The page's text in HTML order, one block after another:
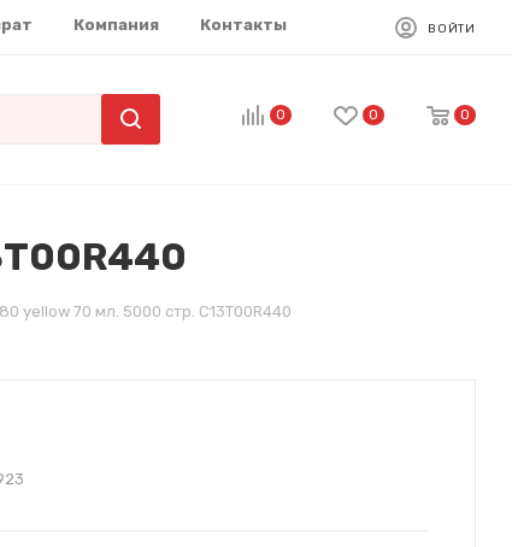
Компания Контакты ВОЙТИ
0 0 0
yellow 70 мл. 5000 стр. C13T00R440